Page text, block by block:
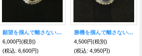
願望を掴んで離さない！ 情熱と不屈の力で未来を切り拓くドラゴンペンダント★ルビーインゾイサイト
6,000円(税別)
(税込: 6,600円)
勝機を掴んで離さない！ 迷いを断ち切り成功へ導くドラゴンペンダント★ソーダライト
4,500円(税別)
(税込: 4,950円)